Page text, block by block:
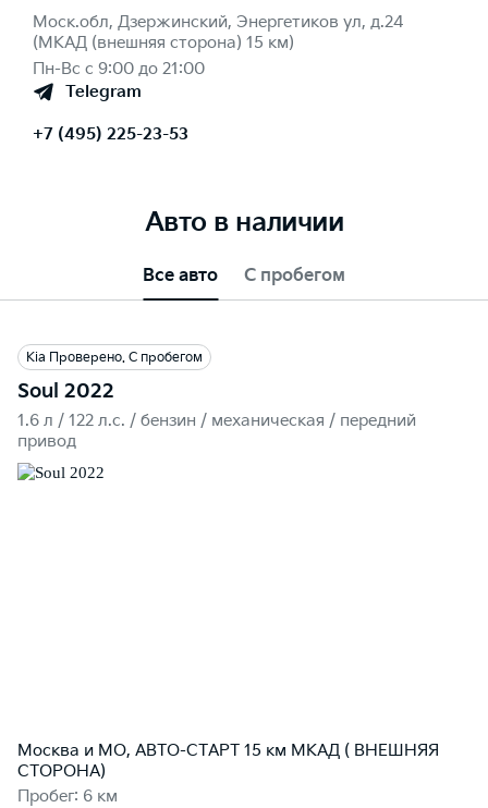
Моск.обл, Дзержинский, Энергетиков ул, д.24
(МКАД (внешняя сторона) 15 км)
Пн-Вс с 9:00 до 21:00
Telegram
+7 (495) 225-23-53
Авто в наличии
Все авто С пробегом
Kia Проверено. С пробегом
Soul 2022
1.6 л / 122 л.c. / бензин / механическая / передний
привод
Москва и МО, АВТО-СТАРТ 15 км МКАД ( ВНЕШНЯЯ
СТОРОНА)
Пробег: 6 км